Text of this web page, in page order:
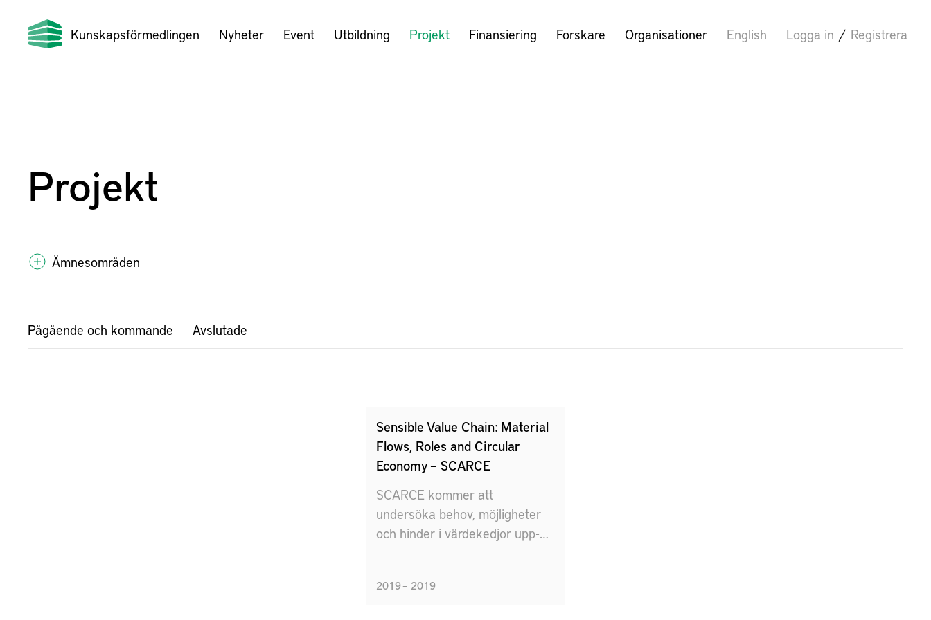
Kunskapsförmedlingen Nyheter Event Utbildning Projekt Finansiering Forskare Organisationer English Logga in / Registrera
Projekt
Ämnesområden
Pågående och kommande Avslutade
Sensible Value Chain: Material
Flows, Roles and Circular
Economy – SCARCE
SCARCE kommer att
undersöka behov, möjligheter
och hinder i värdekedjor upp-
SCARCE kommer att
2019 – 2019